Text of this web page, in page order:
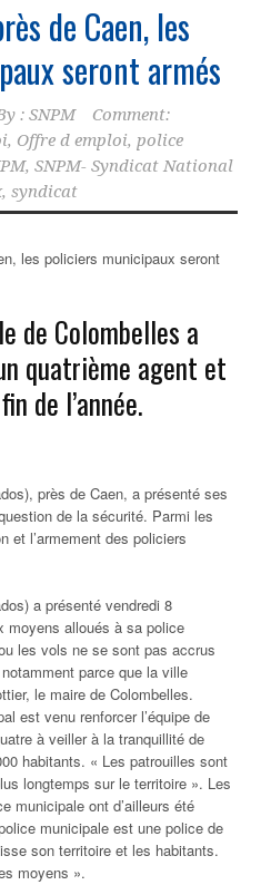
de Caen, les
seront armés
: SNPM
Comment:
, Offre d emploi, police
, SNPM- Syndicat National
, syndicat
de Colombelles a
quatrième agent et
de l’année.
près de Caen, a présenté ses
de la sécurité. Parmi les
et l’armement des policiers
a présenté vendredi 8
moyens alloués à sa police
les vols ne se sont pas accrus
parce que la ville
le maire de Colombelles.
est venu renforcer l’équipe de
à veiller à la tranquillité de
habitants. « Les patrouilles sont
longtemps sur le territoire ». Les
municipale ont d’ailleurs été
municipale est une police de
son territoire et les habitants.
moyens ».